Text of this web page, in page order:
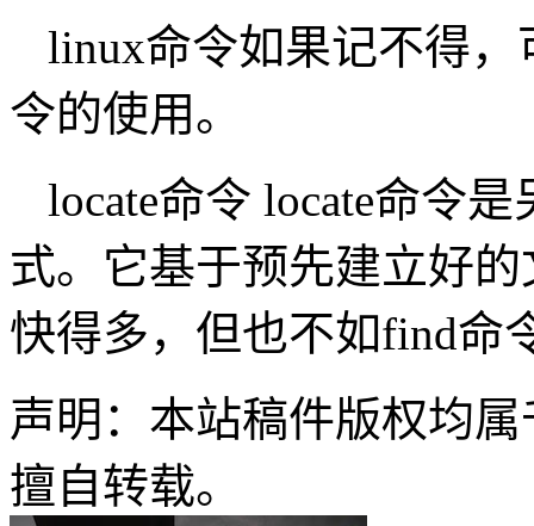
linux命令如果记不得，
令的使用。
locate命令 locate命令
式。它基于预先建立好
快得多，但也不如find命
声明：本站稿件版权均
擅自转载。